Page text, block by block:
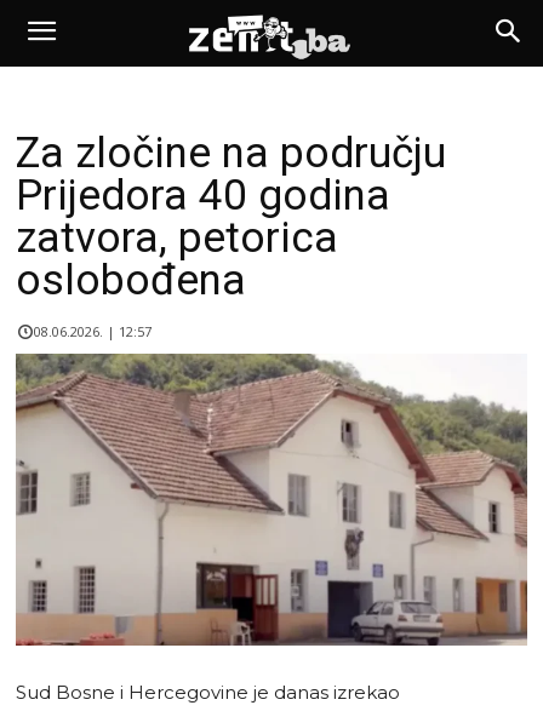
Za zločine na području
Prijedora 40 godina
zatvora, petorica
oslobođena
08.06.2026. | 12:57
Sud Bosne i Hercegovine je danas izrekao